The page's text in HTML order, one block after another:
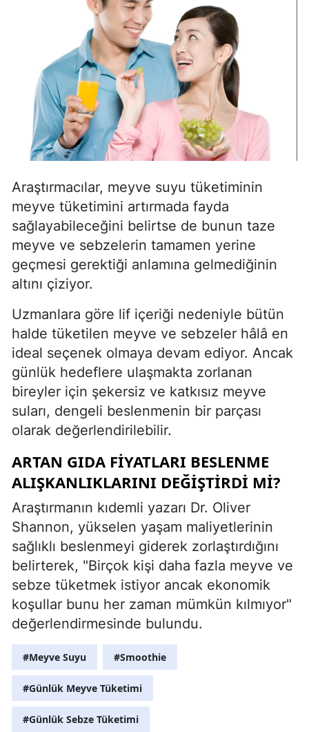
Araştırmacılar, meyve suyu tüketiminin
meyve tüketimini artırmada fayda
sağlayabileceğini belirtse de bunun taze
meyve ve sebzelerin tamamen yerine
geçmesi gerektiği anlamına gelmediğinin
altını çiziyor.
Uzmanlara göre lif içeriği nedeniyle bütün
halde tüketilen meyve ve sebzeler hâlâ en
ideal seçenek olmaya devam ediyor. Ancak
günlük hedeflere ulaşmakta zorlanan
bireyler için şekersiz ve katkısız meyve
suları, dengeli beslenmenin bir parçası
olarak değerlendirilebilir.
ARTAN GIDA FIYATLARI BESLENME
ALIŞKANLIKLARINI DEĞIŞTIRDI MI?
Araştırmanın kıdemli yazarı Dr. Oliver
Shannon, yükselen yaşam maliyetlerinin
sağlıklı beslenmeyi giderek zorlaştırdığını
belirterek, "Birçok kişi daha fazla meyve ve
sebze tüketmek istiyor ancak ekonomik
koşullar bunu her zaman mümkün kılmıyor"
değerlendirmesinde bulundu.
#Meyve Suyu #Smoothie
#Günlük Meyve Tüketimi
#Günlük Sebze Tüketimi